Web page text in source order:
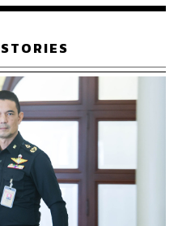
จะเกิดม็อบชนม็อบ ตนยืนยัน
ที่แน่นอน ตนจะยืนเคียงข้าง
ม เครื่องดื่มชูกำลังไปมอบ
ให้มีคนที่แอบมีปืนหรือมี
ชียลให้เป็นประโยชน์มาก
ย์รวมประชาชนปกป้อง
ดมินเพจสำนักข่าวราษฎร-
ตการณ์และถ่ายทอดสด